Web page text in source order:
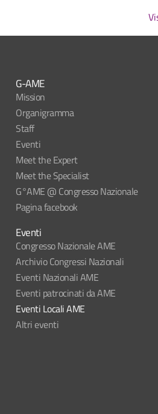
G-AME
Mission
Organigramma
Staff
Eventi
Meet the Expert
Meet the Specialist
G°AME @ Congresso Nazionale
Pagina facebook
Eventi
Congresso Nazionale AME
Archivio Congressi Nazionali
Eventi Nazionali AME
Eventi patrocinati da AME
Eventi Locali AME
Altri eventi